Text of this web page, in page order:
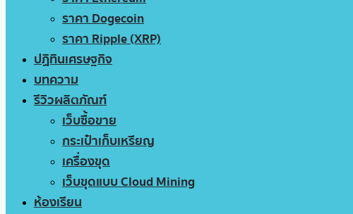
ราคา Dogecoin
ราคา Ripple (XRP)
ปฏิทินเศรษฐกิจ
บทความ
รีวิวผลิตภัณฑ์
เว็บซื้อขาย
กระเป๋าเก็บเหรียญ
เครื่องขุด
เว็บขุดแบบ Cloud Mining
ห้องเรียน